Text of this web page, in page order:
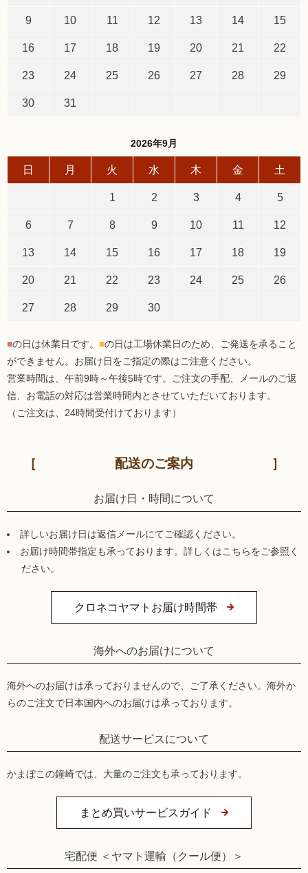
9 10 11 12 13 14 15
16 17 18 19 20 21 22
23 24 25 26 27 28 29
30 31
2026年9月
日 月 火 水 木 金 土
1 2 3 4 5
6 7 8 9 10 11 12
13 14 15 16 17 18 19
20 21 22 23 24 25 26
27 28 29 30
■の日は休業日です。 ■の日は工場休業日のため、ご発送を承ること
ができません。お届け日をご指定の際はご注意ください。
営業時間は、午前9時～午後5時です。ご注文の手配、メールのご返
信、お電話の対応は営業時間内とさせていただいております。
（ご注文は、24時間受付けております）
配送のご案内
お届け日・時間について
詳しいお届け日は返信メールにてご確認ください。
お届け時間帯指定も承っております。詳しくはこちらをご参照く
ださい。
クロネコヤマトお届け時間帯
海外へのお届けについて
海外へのお届けは承っておりませんので、ご了承ください。海外か
らのご注文で日本国内へのお届けは承っております。
配送サービスについて
かまぼこの鐘崎では、大量のご注文も承っております。
まとめ買いサービスガイド
宅配便 ＜ヤマト運輸（クール便）＞